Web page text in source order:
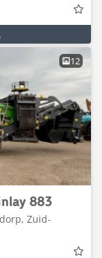
12
883
Zuid-